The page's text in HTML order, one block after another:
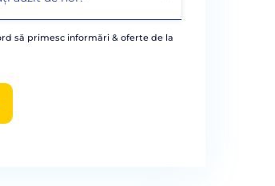
să primesc informări & oferte de la